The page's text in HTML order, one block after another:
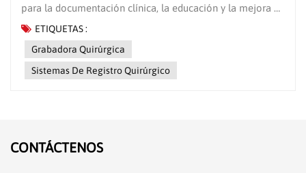
para la documentación clínica, la educación y la mejora de
la calidad, seleccionar el sistema adecuado es
fundamental para la eficiencia del quirófano y la atención
al paciente. Estas son las características esenciales que se
deben priorizar en un profesional. grabadora
quirúrgica. Compatibilidad técnica: Soporte de señal de
ultrasonidos) Captura real de alta velocidad de cuadros en
ETIQUETAS :
Grabadora Quirúrgica
Sistemas De Registro Quirúrgico
CONTÁCTENOS